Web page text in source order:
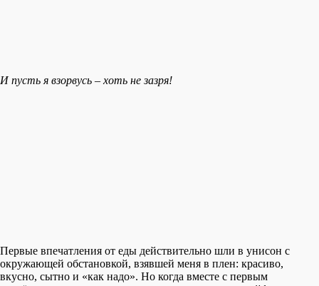
И пусть я взорвусь – хоть не зазря!
Первые впечатления от еды действительно шли в унисон с
окружающей обстановкой, взявшей меня в плен: красиво,
вкусно, сытно и «как надо». Но когда вместе с первым